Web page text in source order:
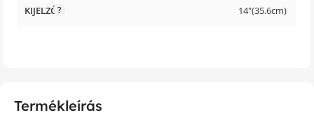
Termékleírás
KIJELZŐ 14"(35.6cm)